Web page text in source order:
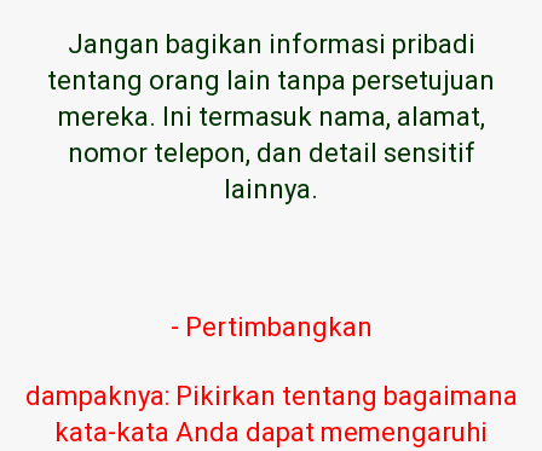
Jangan bagikan informasi pribadi
tentang orang lain tanpa persetujuan
mereka. Ini termasuk nama, alamat,
nomor telepon, dan detail sensitif
lainnya.
- Pertimbangkan
dampaknya: Pikirkan tentang bagaimana
kata-kata Anda dapat memengaruhi